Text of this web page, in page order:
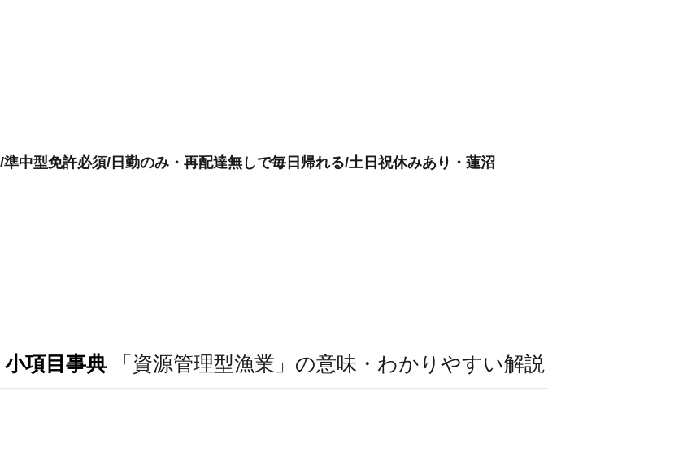
中型免許必須/日勤のみ・再配達無しで毎日帰れる/土日祝休みあり・蓮沼
項目事典 「資源管理型漁業」の意味・わかりやすい解説